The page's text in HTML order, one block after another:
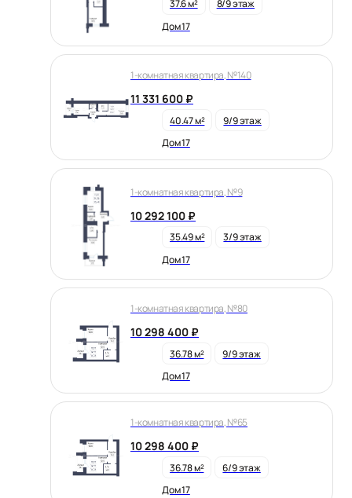
37.6 м²
8/9 этаж
Дом 17
1-комнатная квартира, №140
11 331 600 ₽
40.47 м²
9/9 этаж
Дом 17
1-комнатная квартира, №9
10 292 100 ₽
35.49 м²
3/9 этаж
Дом 17
1-комнатная квартира, №80
10 298 400 ₽
36.78 м²
9/9 этаж
Дом 17
1-комнатная квартира, №65
10 298 400 ₽
36.78 м²
6/9 этаж
Дом 17